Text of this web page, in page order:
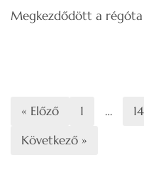
Megkezdődött a
« Előző 1 … 14
Következő »